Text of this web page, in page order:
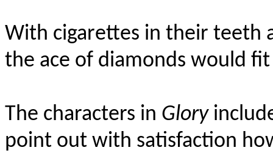
With cigarettes in their teeth
the ace of diamonds would
The characters in Glory
point out with satisfaction